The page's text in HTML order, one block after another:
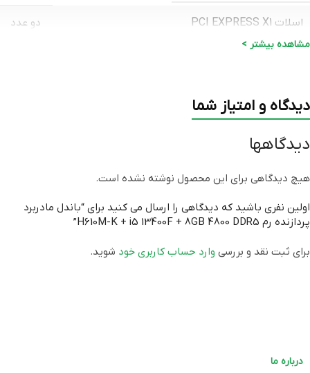
اسلات PCI EXPRESS X1 دو عدد
نوع پردازنده INTEL i5 13400F
مشاهده بیشتر >
دیدگاه و امتیاز شما
دیدگاهها
هیچ دیدگاهی برای این محصول نوشته نشده است.
اولین نفری باشید که دیدگاهی را ارسال می کنید برای “باندل مادربرد
پردازنده رم H610M-K + i5 13400F + 8GB 4800 DDR5”
برای ثبت نقد و بررسی وارد حساب کاربری خود شوید.
درباره ما